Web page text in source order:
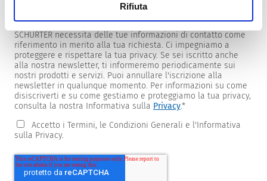
Rifiuta
Desidero ricevere la newsletter SCHURTER.
SCHURTER necessita delle tue informazioni di contatto come
riferimento in merito alla tua richiesta. Ci impegniamo a
proteggere e rispettare la tua privacy. Se sei iscritto anche
alla nostra newsletter, ti informeremo periodicamente sui
nostri prodotti e servizi. Puoi annullare l'iscrizione alla
newsletter in qualunque momento. Per informazioni su come
disiscriverti e su come gestiamo e proteggiamo la tua privacy,
consulta la nostra Informativa sulla Privacy.*
Accetto i Termini, le Condizioni Generali e l'Informativa
sulla Privacy.